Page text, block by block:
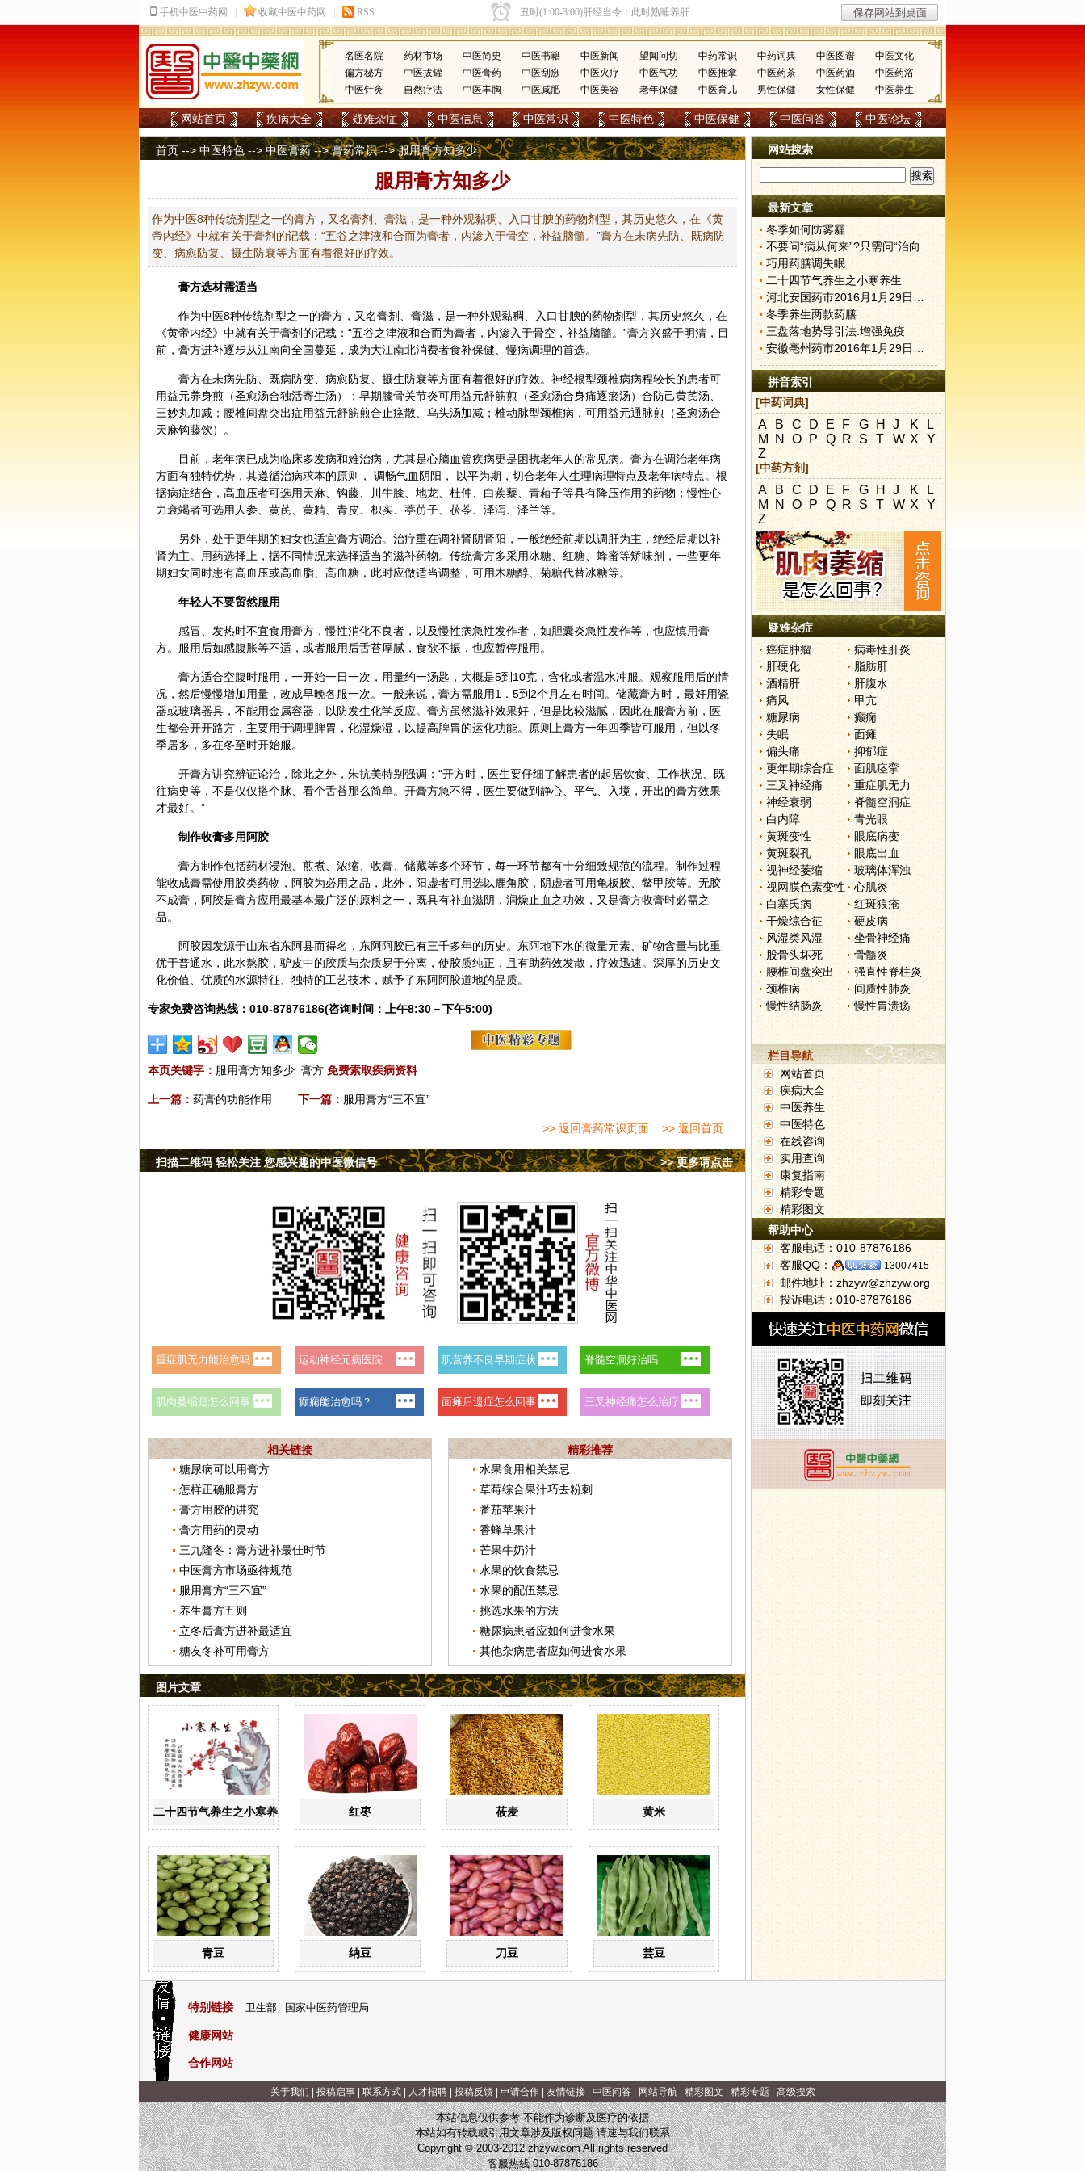
名医名院 药材市场 中医简史 中医书籍 中医新闻 望闻问切 中药常识 中药词典 中医图谱
中医文化
偏方秘方
中医拔罐 中医膏药 中医刮痧 中医火疗 中医气功 中医推拿 中医药茶 中医药酒
中医药浴
中医针灸
自然疗法 中医丰胸 中医减肥 中医美容 老年保健 中医育儿 男性保健 女性保健 中医养生
网站首页 疾病大全 疑难杂症 中医信息 中医常识 中医特色 中医保健 中医问答 中医论坛
首页 -->中医特色 -->中医膏药-->膏药常识--> 服用膏方知多少
服用膏方知多少
作为中医8种传统剂型之一的膏方，又名膏剂、膏滋，是一种外观黏稠、入口甘腴的药物剂型，其历史悠久，在《黄
帝内经》中就有关于膏剂的记载：“五谷之津液和合而为膏者，内渗入于骨空，补益脑髓。”膏方在未病先防、既病防
变、病愈防复、摄生防衰等方面有着很好的疗效。
膏方选材需适当
作为中医8种传统剂型之一的膏方，又名膏剂、膏滋，是一种外观黏稠、入口甘腴的药物剂型，其历史悠久，在
《黄帝内经》中就有关于膏剂的记载：“五谷之津液和合而为膏者，内渗入于骨空，补益脑髓。”膏方兴盛于明清，目
前，膏方进补逐步从江南向全国蔓延，成为大江南北消费者食补保健 、慢病调理的首选。
膏方在未病先防、既病防变、病愈防复、摄生防衰等方面有着很好的疗效。神经根型颈椎病病程较长的患者可
用益元养身煎（圣愈汤合独活寄生汤）；早期膝骨关节炎可用益元舒筋煎（圣愈汤合身痛逐瘀汤）合防己黄芪汤、
三妙丸加减；腰椎间盘突出症用益元舒筋煎合止痉散、乌头汤加减；椎动脉型颈椎病，可用益元通脉煎（圣愈汤合
天麻钩藤饮）。
目前，老年病已成为临床多发病和难治病，尤其是心脑血管疾病更是困扰老年人的常见病。膏方在调治老年病
方面有独特优势，其遵循治病求本的原则， 调畅气血阴阳 ， 以平为期，切合老年人生理病理特点及老年病特点。根
据病症结合，高血压者可选用天麻、钩藤、川 牛膝 地龙 杜仲 、白蒺藜、青葙子等具有降压作用的药物；慢性心
力衰竭者可选用 人参 、黄芪、 黄精 青皮 枳实 葶苈子 、茯苓、 泽泻 泽兰等。
另外，处于更年期的妇女也适宜膏方调治。治疗重在调补肾阴肾阳，一般绝经前期以调肝为主，绝经后期以补
肾为主。用药选择上，据不同情况来选择适当的滋补药物。传统膏方多采用冰糖、红糖、蜂蜜等矫味剂，一些更年
期妇女同时患有高血压或高血脂、高血糖，此时应做适当调整，可用木糖醇、菊糖代替冰糖等。
年轻人不要贸然服用
感冒、发热时不宜食用膏方，慢性消化不良者，以及慢性病急性发作者，如胆囊炎急性发作等，也应慎用膏
方。服用后如感腹胀等不适，或者服用后舌苔厚腻，食欲不振，也应暂停服用。
膏方适合空腹时服用，一开始一日一次，用量约一汤匙，大概是5到10克，含化或者温水冲服。观察服用后的情
况，然后慢慢增加用量，改成早晚各服一次。一般来说，膏方需服用1．5到2个月左右时间。储藏膏方时，最好用瓷
器或玻璃器具，不能用金属容器，以防发生化学反应。膏方虽然滋补效果好，但是比较滋腻，因此在服膏方前，医
生都会开开路方，主要用于调理脾胃，化湿燥湿，以提高脾胃的运化功能。原则上膏方一年四季皆可服用，但以冬
季居多，多在冬至时开始服。
开膏方讲究辨证论治，除此之外，朱抗美特别强调：“开方时，医生要仔细了解患者的起居饮食、工作状况、既
往病史等，不是仅仅搭个脉、看个舌苔那么简单。开膏方急不得，医生要做到静心、平气、入境，开出的膏方效果
才最好。”
制作收膏多用 阿胶
膏方制作包括药材浸泡、煎煮、浓缩、收膏、储藏等多个环节，每一环节都有十分细致规范的流程。制作过程
能收成膏需使用胶类药物，阿胶为必用之品，此外， 阳虚者可用选以 鹿角胶， 阴虚者可用龟板胶、 鳖甲胶等。无胶
不成膏，阿胶是膏方应用最基本最广泛的原料之一，既具有补血滋阴，润燥止血之功效，又是膏方收膏时必需之
品。
阿胶因发源于山东省东阿县而得名，东阿阿胶已有三千多年的历史。东阿地下水的微量元素、矿物含量与比重
优于普通水，此水熬胶，驴皮中的胶质与杂质易于分离，使胶质纯正，且有助药效发散，疗效迅速。深厚的历史文
化价值、优质的水源特征、独特的工艺技术，赋予了东阿阿胶道地的品质。
专家免费咨询热线：010-87876186(咨询时间：上午8:30－下午5:00)
本页关键字： 服用膏方知多少 膏方 免费索取疾病资料
上一篇： 药膏的功能作用 下一篇： 服用膏方“三不宜”
>> 返回膏药常识页面 >> 返回首页
>> 更多请点击
扫描二维码 轻松关注 您感兴趣的中医微信号
相关链接
糖尿病可以用膏方
怎样正确服膏方
膏方用胶的讲究
膏方用药的灵动
三九隆冬：膏方进补最佳时节
中医膏方市场亟待规范
服用膏方“三不宜”
养生膏方五则
立冬后膏方进补最适宜
糖友冬补可用膏方
精彩推荐
水果食用相关禁忌
草莓综合果汁巧去粉刺
番茄苹果汁
香蜂草果汁
芒果牛奶汁
水果的饮食禁忌
水果的配伍禁忌
挑选水果的方法
糖尿病患者应如何进食水果
其他杂病患者应如何进食水果
图片文章
二十四节气养生之小寒养生 红枣 莜麦 黄米
青豆 纳豆 刀豆 芸豆
网站搜索
最新文章
冬季如何防雾霾
不要问“病从何来”?只需问“治向何去”?
巧用药膳调失眠
二十四节气养生之小寒养生
河北安国药市2016月1月29日快讯
冬季养生两款药膳
三盘落地势导引法:增强免疫
安徽亳州药市2016年1月29日快讯
拼音索引
[中药词典]
A B C D E F G H J K
L
M N O P Q R S T W X
Y
Z
[中药方剂]
A B C D E F G H J K
L
M N O P Q R S T W X
Y
Z
疑难杂症
癌症肿瘤
病毒性肝炎
肝硬化
脂肪肝
酒精肝
肝腹水
痛风
甲亢
糖尿病
癫痫
失眠
面瘫
偏头痛
抑郁症
更年期综合症
面肌痉挛
三叉神经痛
重症肌无力
神经衰弱
脊髓空洞症
白内障
青光眼
黄斑变性
眼底病变
黄斑裂孔
眼底出血
视神经萎缩
玻璃体浑浊
视网膜色素变性
心肌炎
白塞氏病
红斑狼疮
干燥综合征
硬皮病
风湿类风湿
坐骨神经痛
股骨头坏死
骨髓炎
腰椎间盘突出
强直性脊柱炎
颈椎病
间质性肺炎
慢性结肠炎
慢性胃溃疡
栏目导航
网站首页
疾病大全
中医养生
中医特色
在线咨询
实用查询
康复指南
精彩专题
精彩图文
帮助中心
客服电话：010-87876186
客服QQ：
13007415
邮件地址：zhzyw@zhzyw.org
投诉电话：010-87876186
特别链接 卫生部 国家中医药管理局
健康网站
合作网站
关于我们 投稿启事| 联系方式| 人才招聘| 投稿反馈| 申请合作| 友情链接| 中医问答| 网站导航| 精彩图文 精彩专题 高级搜索
本站信息仅供参考 不能作为诊断及医疗的依据
本站如有转载或引用文章涉及版权问题 请速与我们联系
Copyright © 2003-2012 zhzyw.com All rights reserved
客服热线 010-87876186